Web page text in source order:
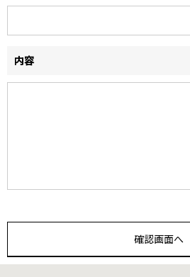
内容